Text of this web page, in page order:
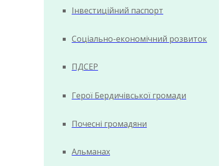
Інвестиційний паспорт
Соціально-економічний розвиток
ПДСЕР
Герої Бердичівської громади
Почесні громадяни
Альманах